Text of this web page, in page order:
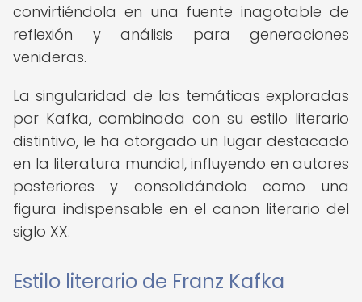
convirtiéndola en una fuente inagotable de
reflexión y análisis para generaciones
venideras.
La singularidad de las temáticas exploradas
por Kafka, combinada con su estilo literario
distintivo, le ha otorgado un lugar destacado
en la literatura mundial, influyendo en autores
posteriores y consolidándolo como una
figura indispensable en el canon literario del
siglo XX.
Estilo literario de Franz Kafka